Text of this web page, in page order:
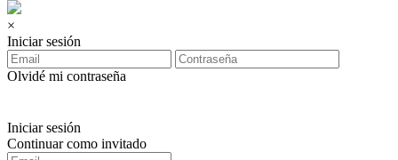
×
Iniciar sesión
Olvidé mi contraseña
Iniciar sesión
Continuar como invitado